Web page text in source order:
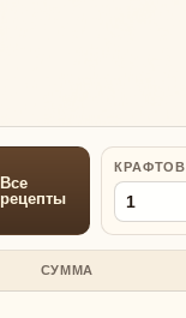
Все
рецепты
КРАФТОВ
СУММА